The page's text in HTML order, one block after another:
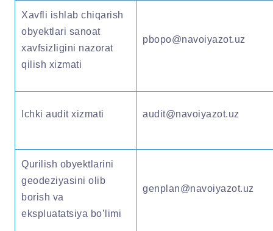
Xavfli ishlab chiqarish
obyektlari sanoat
xavfsizligini nazorat
qilish xizmati
pbopo@navoiyazot.uz
Ichki audit xizmati audit@navoiyazot.uz
Qurilish obyektlarini
geodeziyasini olib
borish va
ekspluatatsiya bo’limi
genplan@navoiyazot.uz